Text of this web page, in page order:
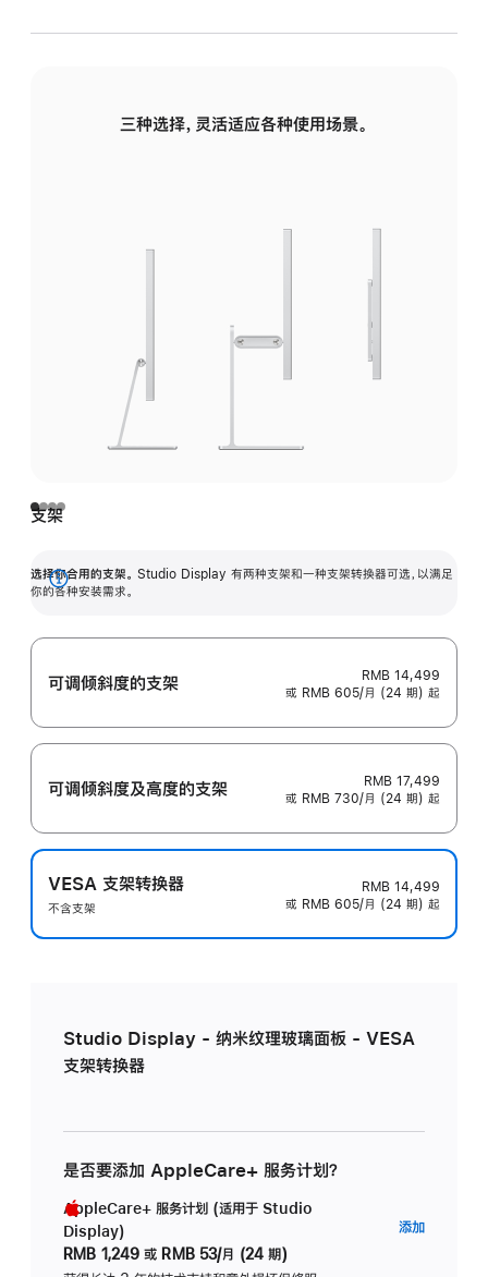
三种选择，灵活适应各种使用场景。
支架
选择你合用的支架。 Studio Display 有两种支架和一种支架转换器可选，以满足
你的各种安装需求。
展
可调倾斜度的支架
RMB 14,499
或 RMB 605/月 (24 期) 起
可调倾斜度及高‍度的支‍架
RMB 17,499
或 RMB 730/月 (24 期) 起
VESA 支架转换器
不含支架
RMB 14,499
或 RMB 605/月 (24 期) 起
Studio Display - 纳米纹理玻璃面板 - VESA
支架转换器
是否要添加 AppleCare+ 服务计划？
AppleCare+ 服务计划 (适用于 Studio
Display)
RMB 1,249 或 RMB 53/月 (24 期)
添加